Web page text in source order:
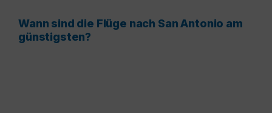
Wann sind die Flüge nach San Antonio am
günstigsten?